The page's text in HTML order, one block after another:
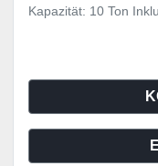
Kapazität: 10 Ton